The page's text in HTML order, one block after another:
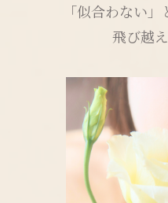
「似合わない
飛び越